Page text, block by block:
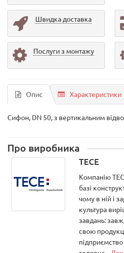
Швидка доставка
Послуги з монтажу
Опис Характеристики
Сифон, DN 50, з вертикальним
Про виробника
TECE
Компанію
базі
чому в ній і
культура
завдань:
свою